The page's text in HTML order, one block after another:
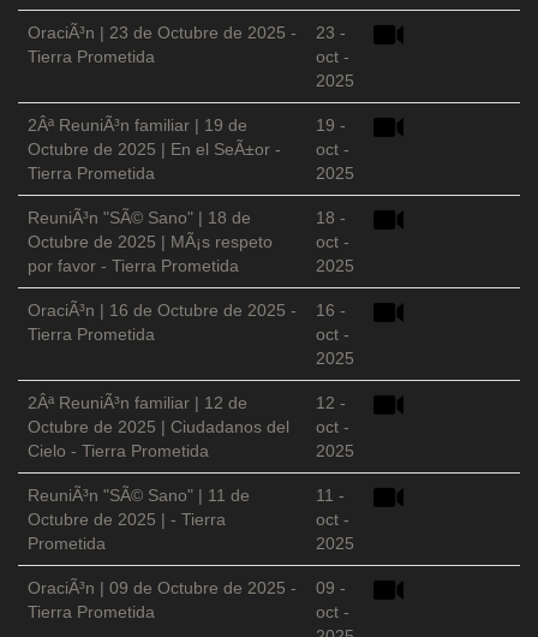
OraciÃ³n | 23 de Octubre de 2025 -
Tierra Prometida
23 -
oct -
2025
2Âª ReuniÃ³n familiar | 19 de
Octubre de 2025 | En el SeÃ±or -
Tierra Prometida
19 -
oct -
2025
ReuniÃ³n "SÃ© Sano" | 18 de
Octubre de 2025 | MÃ¡s respeto
por favor - Tierra Prometida
18 -
oct -
2025
OraciÃ³n | 16 de Octubre de 2025 -
Tierra Prometida
16 -
oct -
2025
2Âª ReuniÃ³n familiar | 12 de
Octubre de 2025 | Ciudadanos del
Cielo - Tierra Prometida
12 -
oct -
2025
ReuniÃ³n "SÃ© Sano" | 11 de
Octubre de 2025 | - Tierra
Prometida
11 -
oct -
2025
OraciÃ³n | 09 de Octubre de 2025 -
Tierra Prometida
09 -
oct -